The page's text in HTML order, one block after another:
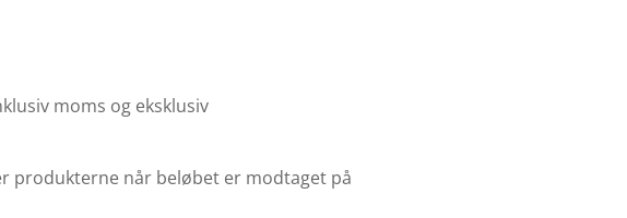
moms og eksklusiv
produkterne når beløbet er modtaget på